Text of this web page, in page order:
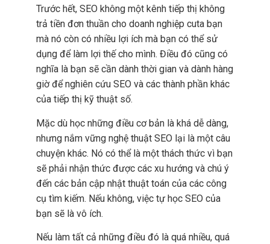
Trước hết, SEO không một kênh tiếp thị không
trả tiền đơn thuần cho doanh nghiệp cuta bạn
mà nó còn có nhiều lợi ích mà bạn có thể sử
dụng để làm lợi thế cho mình. Điều đó cũng có
nghĩa là bạn sẽ cần dành thời gian và dành hàng
giờ để nghiên cứu SEO và các thành phần khác
của tiếp thị kỹ thuật số.
Mặc dù học những điều cơ bản là khá dễ dàng,
nhưng nắm vững nghệ thuật SEO lại là một câu
chuyện khác. Nó có thể là một thách thức vì bạn
sẽ phải nhận thức được các xu hướng và chú ý
đến các bản cập nhật thuật toán của các công
cụ tìm kiếm. Nếu không, việc tự học SEO của
bạn sẽ là vô ích.
Nếu làm tất cả những điều đó là quá nhiều, quá